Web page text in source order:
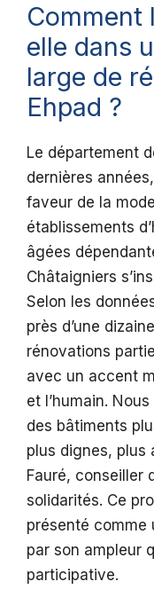
Comment
elle dans
large de
Ehpad ?
Le département
dernières
faveur de la
établissements
âgées
Châtaigniers
Selon les
près d’une
rénovations
avec un accent
et l’humain.
des bâtiments
plus dignes, plus
Fauré, conseiller
solidarités. Ce
présenté comme
par son ampleur
participative.